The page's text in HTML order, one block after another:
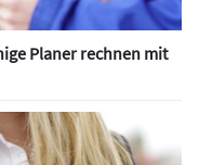
Planer rechnen mit